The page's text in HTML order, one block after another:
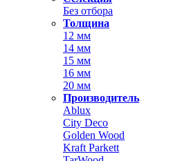
Без отбора
Толщина
12 мм
14 мм
15 мм
16 мм
20 мм
Производитель
Ablux
City Deco
Golden Wood
Kraft Parkett